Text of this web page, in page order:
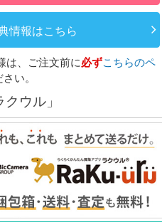
情報はこちら
は、ご注文前に必ずこちらのペ
い。
ウル」